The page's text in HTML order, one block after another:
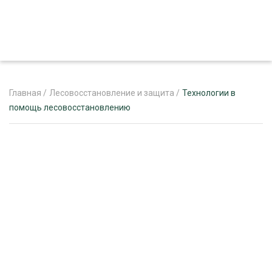
Главная / Лесовосстановление и защита / Технологии в
помощь лесовосстановлению